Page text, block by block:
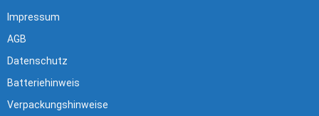
Impressum
AGB
Datenschutz
Batteriehinweis
Verpackungshinweise